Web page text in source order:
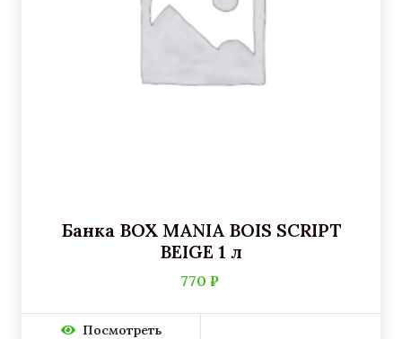
Банка BOX MANIA BOIS SCRIPT
BEIGE 1 л
770 ₽
Посмотреть